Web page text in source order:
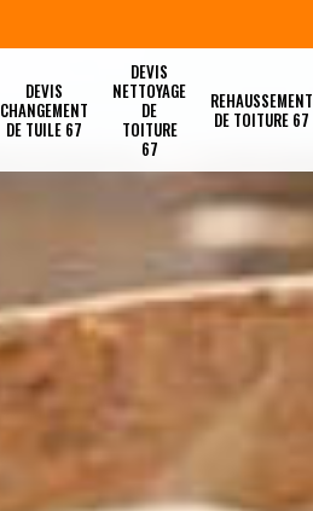
DEVIS
CHANGEMENT
DE TUILE 67
DEVIS
NETTOYAGE
DE
TOITURE
67
REHAUSSEMENT
DE TOITURE 67